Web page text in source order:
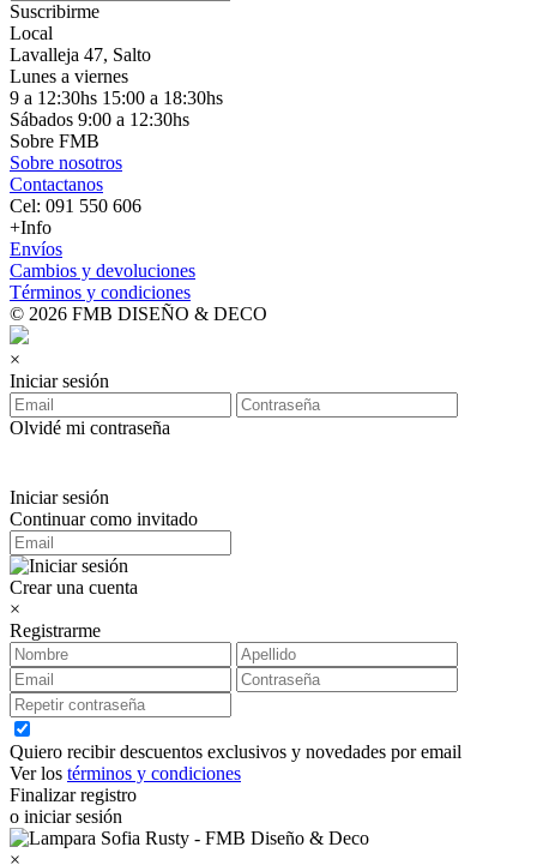
Suscribirme
Local
Lavalleja 47, Salto
Lunes a viernes
9 a 12:30hs 15:00 a 18:30hs
Sábados 9:00 a 12:30hs
Sobre FMB
Sobre nosotros
Contactanos
Cel: 091 550 606
+Info
Envíos
Cambios y devoluciones
Términos y condiciones
© 2026 FMB DISEÑO & DECO
×
Iniciar sesión
Olvidé mi contraseña
Iniciar sesión
Continuar como invitado
Crear una cuenta
×
Registrarme
Quiero recibir descuentos exclusivos y novedades por email
Ver los términos y condiciones
Finalizar registro
o iniciar sesión
×